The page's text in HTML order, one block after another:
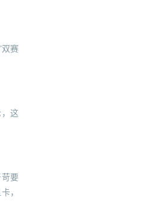
双赛
这
要
，